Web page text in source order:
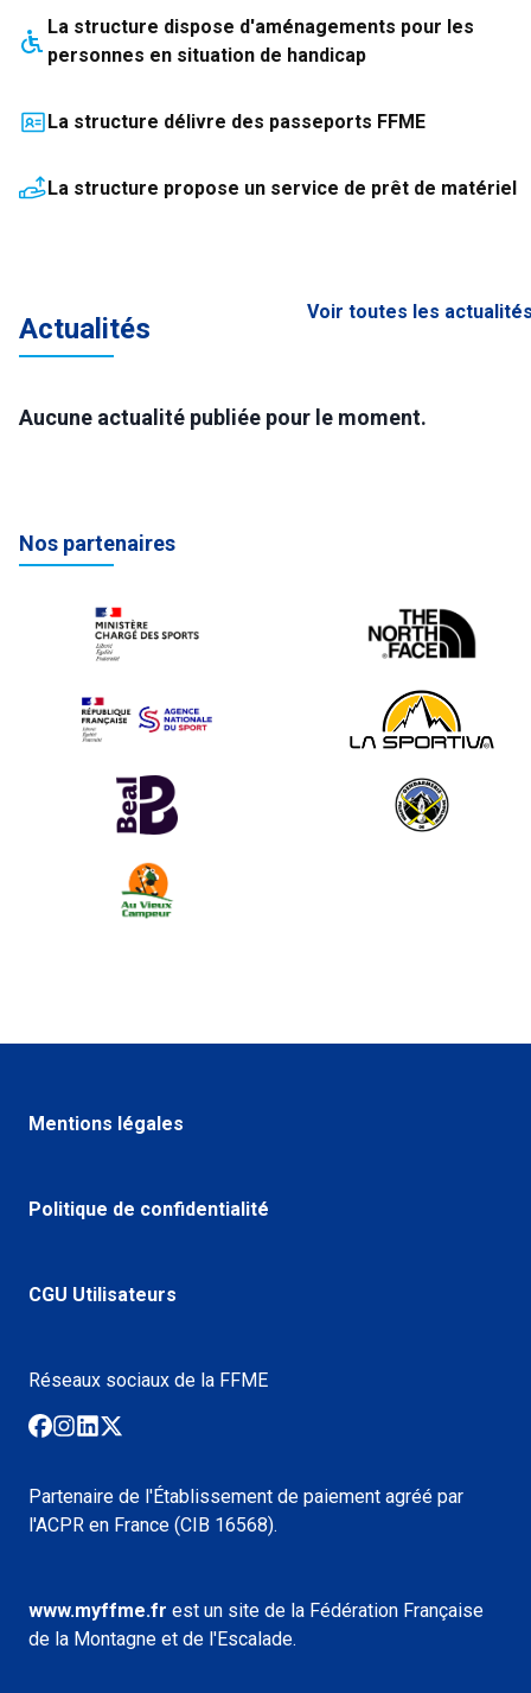
La structure dispose d'aménagements pour les
personnes en situation de handicap
La structure délivre des passeports FFME
La structure propose un service de prêt de matériel
Actualités
Voir toutes les
Aucune actualité publiée pour le moment.
Nos partenaires
Mentions légales
Politique de confidentialité
CGU Utilisateurs
Partenaire de l'Établissement de paiement agréé par
l'ACPR en France (CIB 16568).
www.myffme.fr est un site de la Fédération Française
de la Montagne et de l'Escalade.
Réseaux sociaux de la FFME